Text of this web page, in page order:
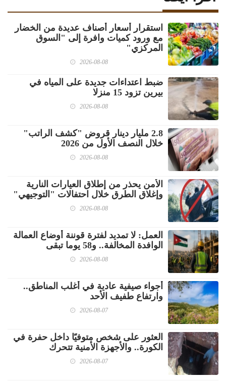
استقرار أسعار أصناف عديدة من الخضار
مع ورود كميات وافرة إلى "السوق
المركزي"
2026-08-08
ضبط اعتداءات جديدة على المياه في
بيرين تزود 15 منزلا
2026-08-08
2.8 مليار دينار قروض "كشف الراتب"
خلال النصف الأول من 2026
2026-08-08
الأمن يحذر من إطلاق العيارات النارية
وإغلاق الطرق خلال احتفالات "التوجيهي"
2026-08-08
العمل: لا تمديد لفترة قوننة أوضاع العمالة
الوافدة المخالفة.. و58 يوما تبقى
2026-08-08
أجواء صيفية عادية في أغلب المناطق..
وارتفاع طفيف الأحد
2026-08-07
العثور على شخص متوفيًا داخل حفرة في
الكورة.. والأجهزة الأمنية تتحرك
2026-08-07